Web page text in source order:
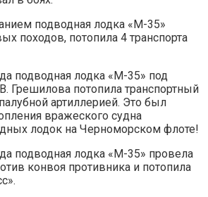
подводная лодка «М-35»
походов, потопила 4 транспорта
подводная лодка «М-35» под
Грешилова потопила транспортный
артиллерией. Это был
вражеского судна
лодок на Черноморском флоте!
подводная лодка «М-35» провела
конвоя противника и потопила